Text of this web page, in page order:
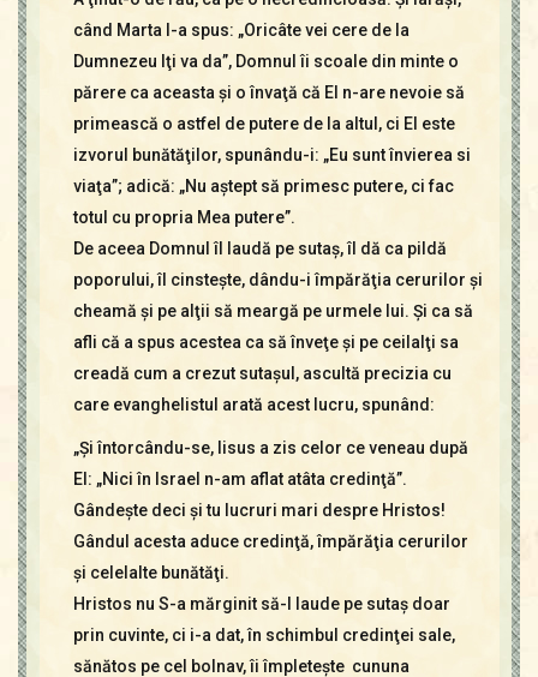
când Marta I-a spus: „Oricâte vei cere de la
Dumnezeu Iţi va da”, Domnul îi scoale din minte o
părere ca aceasta şi o învaţă că El n-are nevoie să
primească o astfel de putere de la altul, ci El este
izvorul bunătăţilor, spunându-i: „Eu sunt învierea si
viaţa”; adică: „Nu aştept să primesc putere, ci fac
totul cu propria Mea putere”.
De aceea Domnul îl laudă pe sutaş, îl dă ca pildă
poporului, îl cinsteşte, dându-i împărăţia cerurilor şi
cheamă şi pe alţii să meargă pe urmele lui. Şi ca să
afli că a spus acestea ca să înveţe şi pe ceilalţi sa
creadă cum a crezut sutaşul, ascultă precizia cu
care evanghelistul arată acest lucru, spunând:
„Şi întorcându-se, Iisus a zis celor ce veneau după
El: „Nici în Israel n-am aflat atâta credinţă”.
Gândeşte deci şi tu lucruri mari despre Hristos!
Gândul acesta aduce credinţă, împărăţia cerurilor
şi celelalte bunătăţi.
Hristos nu S-a mărginit să-l laude pe sutaş doar
prin cuvinte, ci i-a dat, în schimbul credinţei sale,
sănătos pe cel bolnav, îi împleteşte cununa